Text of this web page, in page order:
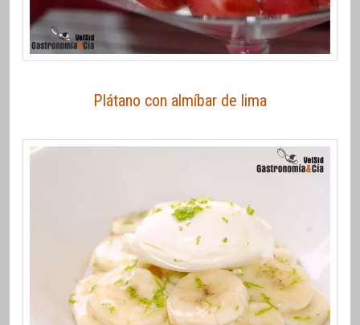
Plátano con almíbar de lima